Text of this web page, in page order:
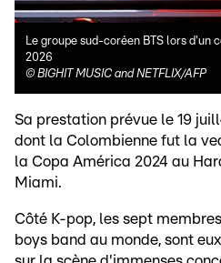
Le groupe sud-coréen BTS lors d'un
2026
© BIGHIT MUSIC and NETFLIX/AFP
Sa prestation prévue le 19
dont la Colombienne fut la
la Copa América 2024 au
Miami.
Côté K-pop, les sept
boys band au monde, sont